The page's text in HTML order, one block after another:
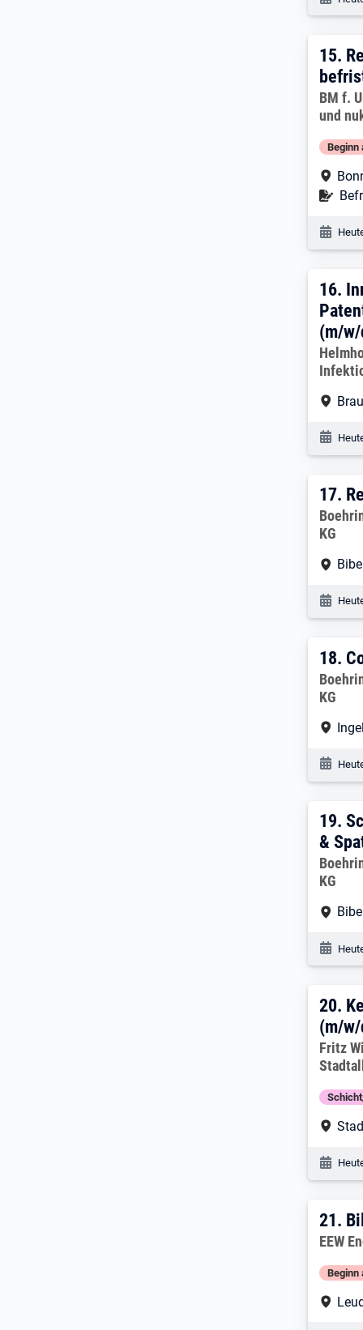
15.
15.
BM f.
und
Beginn
16.
16.
(m/
17.
17.
KG
18.
18.
KG
19.
19.
&
KG
20.
20.
(m/
Fritz
21.
21.
EEW
Beginn